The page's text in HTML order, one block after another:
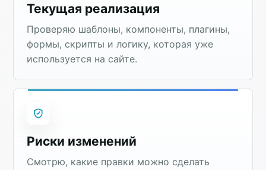
Текущая реализация
Проверяю шаблоны, компоненты, плагины,
формы, скрипты и логику, которая уже
используется на сайте.
Риски изменений
Смотрю, какие правки можно сделать